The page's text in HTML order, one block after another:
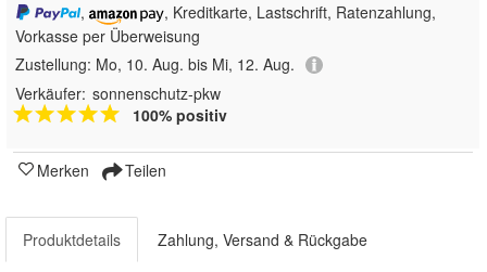
,
, Kreditkarte, Lastschrift, Ratenzahlung,
Vorkasse per Überweisung
Zustellung: Mo, 10. Aug. bis Mi, 12. Aug.
Verkäufer: sonnenschutz-pkw
100% positiv
Merken Teilen
Produktdetails Zahlung, Versand & Rückgabe